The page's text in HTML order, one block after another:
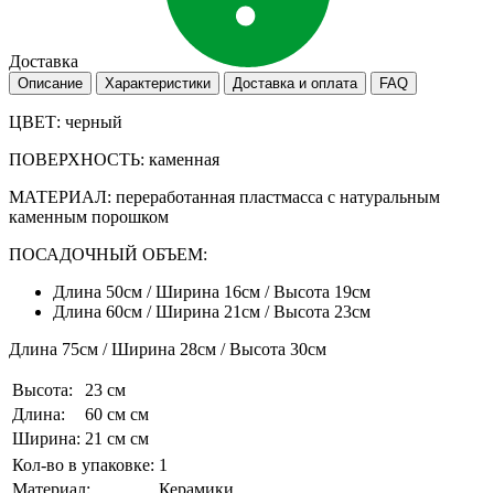
Доставка
Описание Характеристики Доставка и оплата FAQ
ЦВЕТ: черный
ПОВЕРХНОСТЬ: каменная
МАТЕРИАЛ: переработанная пластмасса с натуральным
каменным порошком
ПОСАДОЧНЫЙ ОБЪЕМ:
Длина 50см / Ширина 16см / Высота 19см
Длина 60см / Ширина 21см / Высота 23см
Длина 75см / Ширина 28см / Высота 30см
Высота:
23 см
Длина:
60 см см
Ширина: 21 см см
Кол-во в упаковке: 1